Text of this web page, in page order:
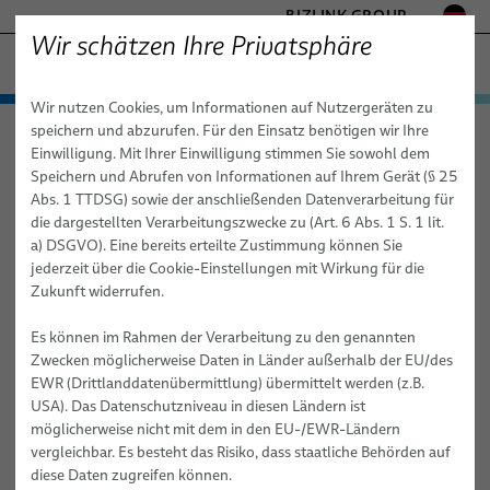
BIZLINK GROUP
− ENGINEERED SOLUTIONS
GESUNDHEITSWESEN
MARINE
MOBILITÄT
HALBLEITERTECHNIK
TELECOM & NETWORKING
SILICONE CABLE SOLUTIONS
Produkte & Dienstleistungen
Automatisierung & Antriebe
FieldLink® Kabel
Konfektionierte Kabel
Dienstleistungen
Energiezuführungen - Kabelmanagementsysteme für
Industrieroboter
Konfektion von Roboterkabeln
Industrielle Roboterschläuche und -leitungen für dynamische
Automatisierungsanwendungen
Schulungen für Automatisierungssysteme
Dienstleistungen
Integrationsbereite Roboter & Kommissionierung
Dienstleistungen für Roboter-Energiezuführungssysteme
Roboter-, SPS- & Offline-Programmierung
Maschinenbau
Kabel
Kabelkonfektionen
Dienstleistungen
Anwendungen
Automatisierung & Antriebstechnik
Robotik
Lichtbogenschweißen
Clinchen
Kleben
Handling
Nieten
Medizintechnische Robotik
Maschinenbau
News
Vertriebsnetz
Über uns
Fabrikautomation & Maschinenbau
Anwendungen
Maschinenbau
Sensor-Technologie
Sensor-Technologie
Wir schätzen Ihre Privatsphäre
Wir nutzen Cookies, um Informationen auf Nutzergeräten zu
speichern und abzurufen. Für den Einsatz benötigen wir Ihre
Einwilligung. Mit Ihrer Einwilligung stimmen Sie sowohl dem
Speichern und Abrufen von Informationen auf Ihrem Gerät (§ 25
Abs. 1 TTDSG) sowie der anschließenden Datenverarbeitung für
die dargestellten Verarbeitungszwecke zu (Art. 6 Abs. 1 S. 1 lit.
a) DSGVO). Eine bereits erteilte Zustimmung können Sie
jederzeit über die Cookie-Einstellungen mit Wirkung für die
Zukunft widerrufen.
Es können im Rahmen der Verarbeitung zu den genannten
Zwecken möglicherweise Daten in Länder außerhalb der EU/des
EWR (Drittlanddatenübermittlung) übermittelt werden (z.B.
USA). Das Datenschutzniveau in diesen Ländern ist
möglicherweise nicht mit dem in den EU-/EWR-Ländern
vergleichbar. Es besteht das Risiko, dass staatliche Behörden auf
diese Daten zugreifen können.